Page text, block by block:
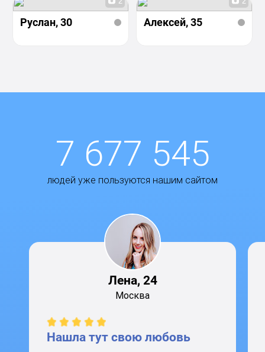
Руслан, 30 Алексей, 35
7 677 545
людей уже пользуются нашим сайтом
Лена, 24
Москва
Нашла тут свою любовь